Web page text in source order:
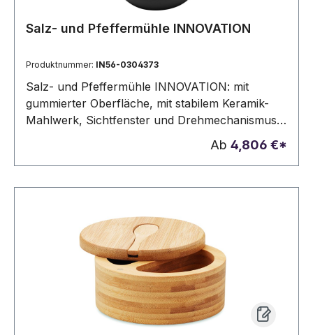
Salz- und Pfeffermühle INNOVATION
Produktnummer: IN56-0304373
Salz- und Pfeffermühle INNOVATION: mit
gummierter Oberfläche, mit stabilem Keramik-
Mahlwerk, Sichtfenster und Drehmechanismus
auf beiden Seiten - mahlt in eine Richtung Salz
Ab 4,806 €*